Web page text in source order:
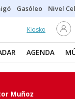
Gasóleo Nivel
Kiosko
AGENDA
Muñoz